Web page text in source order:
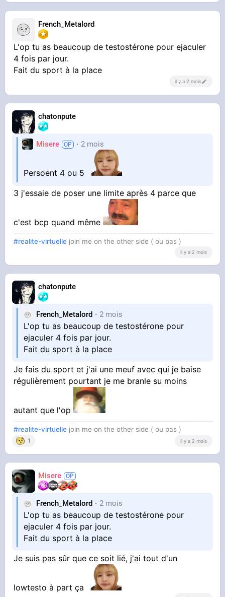
French_Metalord
L'op tu as beaucoup de testostérone pour ejaculer
4 fois par jour.
Fait du sport à la place
il y a 2 mois
chatonpute
Misere 2 mois
Persoent 4 ou 5
3 j'essaie de poser une limite après 4 parce que
c'est bcp quand même
#realite-virtuelle join me on the other side ( ou pas )
il y a 2 mois
chatonpute
French_Metalord 2 mois
L'op tu as beaucoup de testostérone pour
ejaculer 4 fois par jour.
Fait du sport à la place
Je fais du sport et j'ai une meuf avec qui je baise
régulièrement pourtant je me branle su moins
autant que l'op
#realite-virtuelle join me on the other side ( ou pas )
1 il y a 2 mois
Misere
French_Metalord 2 mois
L'op tu as beaucoup de testostérone pour
ejaculer 4 fois par jour.
Fait du sport à la place
Je suis pas sûr que ce soit lié, j'ai tout d'un
lowtesto à part ça